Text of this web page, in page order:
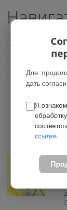
Для
дать
Я
ссылке